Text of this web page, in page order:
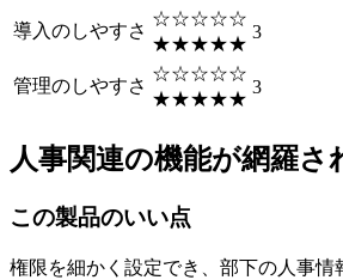
導入のしやすさ
☆☆☆☆☆
★★★★★
3
管理のしやすさ
☆☆☆☆☆
★★★★★
3
人事関連の機能が網羅さ
この製品のいい点
権限を細かく設定でき、部下の人事情